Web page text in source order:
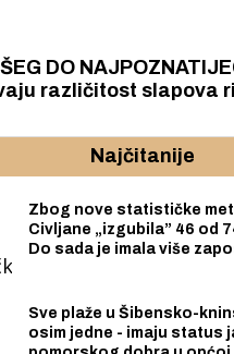
DO
različitost slapova
Najčitanije
Zbog nove statističke
Civljane „izgubila” 46 od
Do sada je imala više
Sve plaže u Šibensko-
osim jedne - imaju status